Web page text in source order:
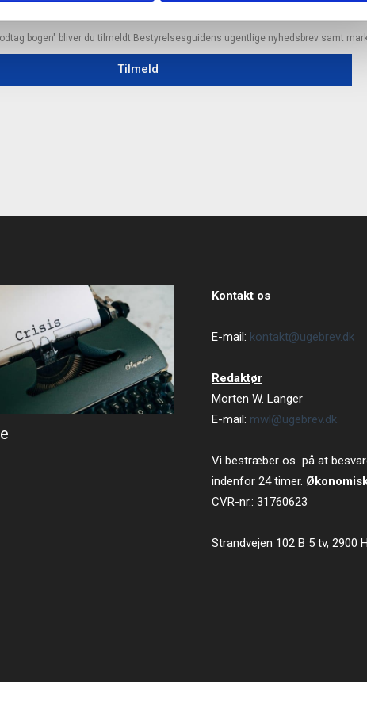
bogen" bliver du tilmeldt Bestyrelsesguidens ugentlige nyhedsbrev samt
Tilmeld
Kontakt os
E-mail: kontakt@ugebrev.dk
Redaktør
Morten W. Langer
E-mail: mwl@ugebrev.dk
Vi bestræber os på at
indenfor 24 timer.
CVR-nr.: 31760623
Strandvejen 102 B 5 tv, 2900